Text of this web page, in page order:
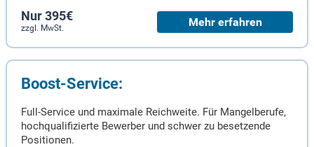
Nur 395€
zzgl. MwSt. Mehr erfahren
Boost-Service:
Full-Service und maximale Reichweite. Für Mangelberufe,
hochqualifizierte Bewerber und schwer zu besetzende
Positionen.